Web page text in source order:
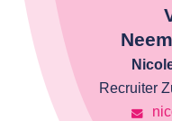
Recruiter